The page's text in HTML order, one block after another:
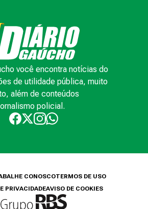
você encontra notícias do
de utilidade pública, muito
além de conteúdos
policial.
CONOSCOTERMOS DE USO
PRIVACIDADEAVISO DE COOKIES